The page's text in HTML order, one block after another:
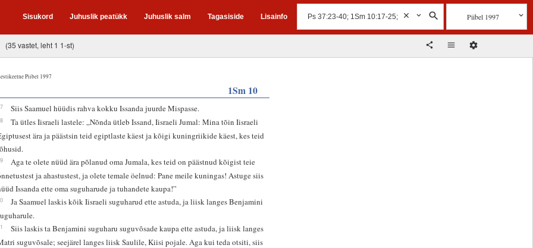
Sisukord Juhuslik peatükk Juhuslik salm Tagasiside Lisainfo Piibel 1997
(35 vastet, leht 1 1-st)
Piibel 1997
1Sm 10
Siis Saamuel hüüdis rahva kokku Issanda juurde Mispasse.
Ta ütles Iisraeli lastele: „Nõnda ütleb Issand, Iisraeli Jumal: Mina tõin Iisraeli
ära ja päästsin teid egiptlaste käest ja kõigi kuningriikide käest, kes teid
Aga te olete nüüd ära põlanud oma Jumala, kes teid on päästnud kõigist teie
ja ahastustest, ja olete temale öelnud: Pane meile kuningas! Astuge siis
Issanda ette oma suguharude ja tuhandete kaupa!”
Ja Saamuel laskis kõik Iisraeli suguharud ette astuda, ja liisk langes Benjamini
Siis laskis ta Benjamini suguharu suguvõsade kaupa ette astuda, ja liisk langes
suguvõsale; seejärel langes liisk Saulile, Kiisi pojale. Aga kui teda otsiti, siis